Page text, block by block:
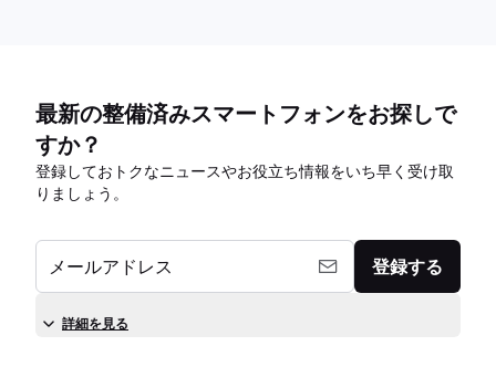
最新の整備済みスマートフォンをお探しで
すか？
登録しておトクなニュースやお役立ち情報をいち早く受け取
りましょう。
メールアドレス 登録する
詳細を見る